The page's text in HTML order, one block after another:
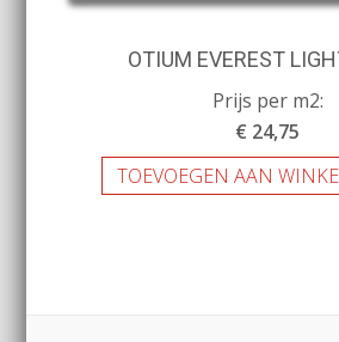
OTIUM EVEREST
Prijs per m2:
€ 24,75
TOEVOEGEN AAN